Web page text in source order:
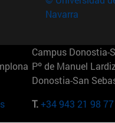
Navarra
Campus Donostia-
Pº de Manuel
Donostia-San
T.+34 943 21 98 77